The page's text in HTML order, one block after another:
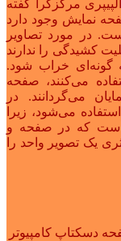
مرکزگرا گفته
نمایش وجود دارد
در مورد تصاویر
کشیدگی را ندارند
گونه‌ای خراب شود.
می‌کنند، صفحه
می‌گردانند. در
می‌شود، زیرا
است که در صفحه و
یک تصویر واحد را
دسکتاپ کامپیوتر